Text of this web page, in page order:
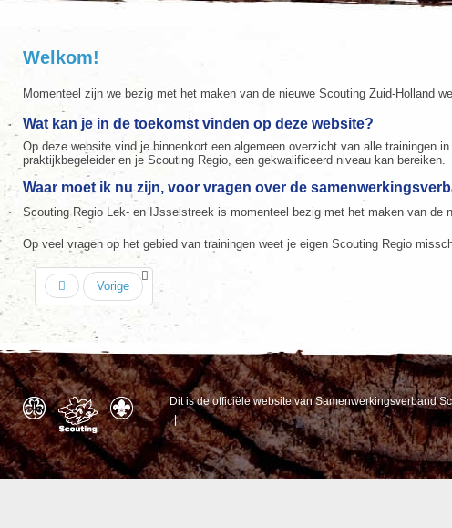
Welkom!
Momenteel zijn we bezig met het maken van de nieuwe Scouting Zuid-Holland
Wat kan je in de toekomst vinden op deze website?
Op deze website vind je binnenkort een algemeen overzicht van alle trainingen
praktijkbegeleider en je Scouting Regio, een gekwalificeerd niveau kan bereiken.
Waar moet ik nu zijn, voor vragen over de
Scouting Regio Lek- en IJsselstreek is momenteel bezig met het maken van
Op veel vragen op het gebied van trainingen weet je eigen Scouting Regio
Vorige
Dit is de officiële website van Samenwerkingsverband
|